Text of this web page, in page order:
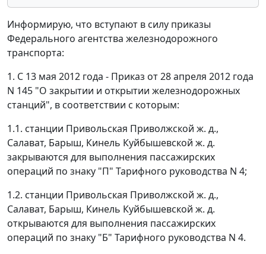
Информирую, что вступают в силу приказы
Федерального агентства железнодорожного
транспорта:
1. С 13 мая 2012 года - Приказ от 28 апреля 2012 года
N 145 "О закрытии и открытии железнодорожных
станций", в соответствии с которым:
1.1. станции Привольская Приволжской ж. д.,
Салават, Барыш, Кинель Куйбышевской ж. д.
закрываются для выполнения пассажирских
операций по знаку "П" Тарифного руководства N 4;
1.2. станции Привольская Приволжской ж. д.,
Салават, Барыш, Кинель Куйбышевской ж. д.
открываются для выполнения пассажирских
операций по знаку "Б" Тарифного руководства N 4.